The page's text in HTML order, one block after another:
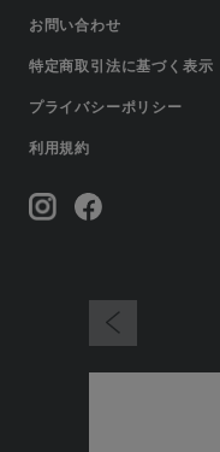
お問い合わせ
特定商取引法に基づく表示
プライバシーポリシー
利用規約